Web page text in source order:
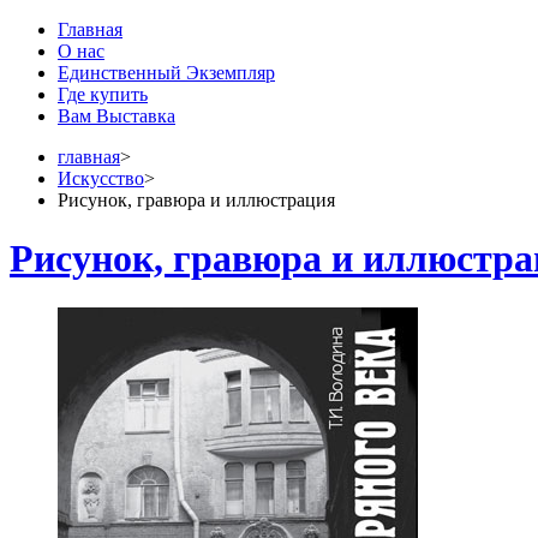
Главная
О нас
Единственный Экземпляр
Где купить
Вам Выставка
главная>
Искусство>
Рисунок, гравюра и иллюстрация
Рисунок, гравюра и